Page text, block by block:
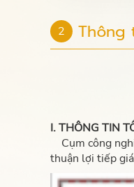
2 Thông
I. THÔNG TIN
Cụm công
thuận lợi tiếp